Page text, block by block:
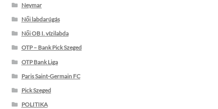
Neymar
Női labdarúgás
Női OB I. vízilabda
OTP – Bank Pick Szeged
OTP Bank Liga
Paris Saint-Germain FC
Pick Szeged
POLITIKA